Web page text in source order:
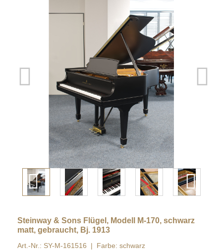
Steinway & Sons Flügel, Modell M-170, schwarz
matt, gebraucht, Bj. 1913
Art.-Nr.: SY-M-161516
Farbe: schwarz